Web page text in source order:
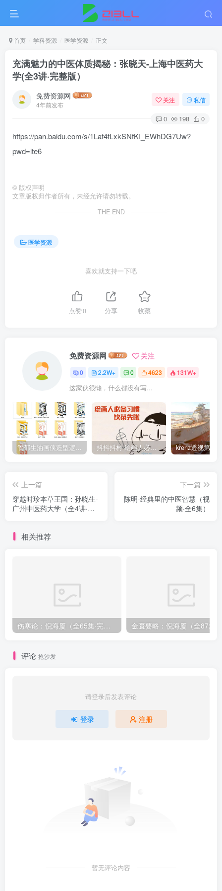
首页 学科资源 医学资源 正文
充满魅力的中医体质揭秘：张晓天-上海中医药大
学(全3讲·完整版）
免费资源网
4年前发布
关注 私信
0 198 0
https://pan.baidu.com/s/1Laf4fLxkSNfKI_EWhDG7Uw?
pwd=lte6
© 版权声明
文章版权归作者所有，未经允许请勿转载。
THE END
医学资源
喜欢就支持一下吧
点赞0 分享 收藏
免费资源网 关注
0 2.2W+ 0 4623 131W+
这家伙很懒，什么都没有写...
管郁生油画侠造型逻辑班第一期2019年5月【高清不缺课】 抖抖抖村 绘画人必备习惯2020【画质不错】
上一篇
穿越时珍本草王国：孙晓生-
广州中医药大学（全4讲·完
下一篇
陈明-经典里的中医智慧（视
频·全6集）
相关推荐
伤寒论：倪海厦（全65集·完整版）
评论 抢沙发
请登录后发表评论
登录 注册
暂无评论内容